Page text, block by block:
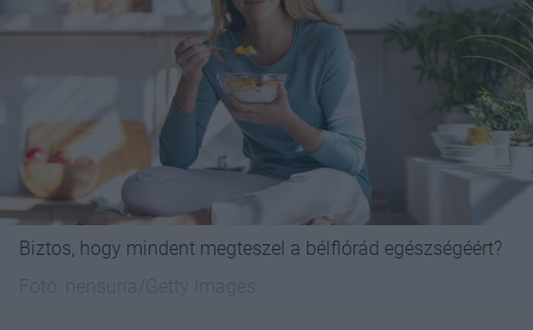
Biztos, hogy mindent megteszel a bélflórád egészségéért?